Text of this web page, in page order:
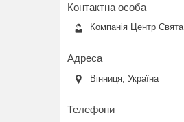
Компанія Центр Свята
Вінниця, Україна